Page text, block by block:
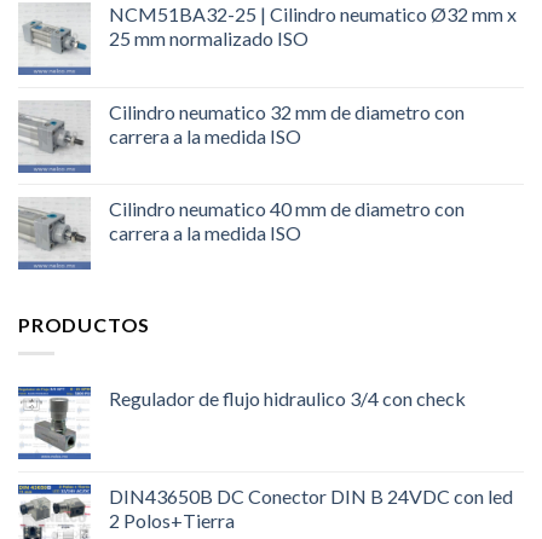
NCM51BA32-25 | Cilindro neumatico Ø32 mm x
25 mm normalizado ISO
Cilindro neumatico 32 mm de diametro con
carrera a la medida ISO
Cilindro neumatico 40 mm de diametro con
carrera a la medida ISO
PRODUCTOS
Regulador de flujo hidraulico 3/4 con check
DIN43650B DC Conector DIN B 24VDC con led
2 Polos+Tierra